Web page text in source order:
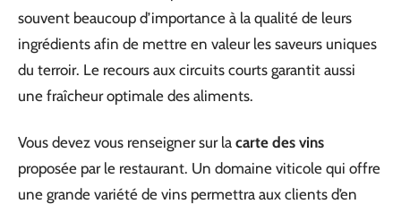
souvent beaucoup d’importance à la qualité de leurs
ingrédients afin de mettre en valeur les saveurs uniques
du terroir. Le recours aux circuits courts garantit aussi
une fraîcheur optimale des aliments.
Vous devez vous renseigner sur la carte des vins
proposée par le restaurant. Un domaine viticole qui offre
une grande variété de vins permettra aux clients d’en